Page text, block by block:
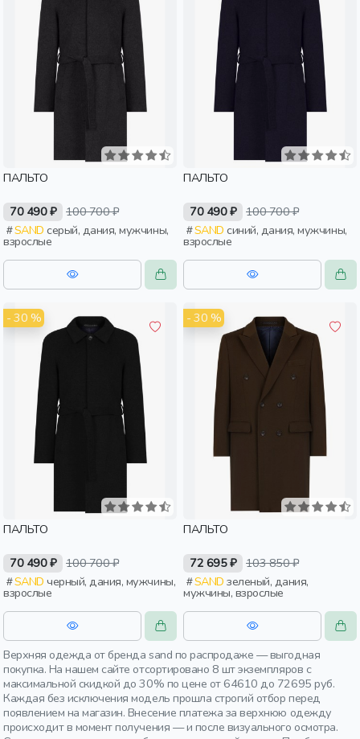
ПАЛЬТО
70 490 ₽ 100 700 ₽
SAND серый, дания, мужчины,
взрослые
ПАЛЬТО
70 490 ₽ 100 700 ₽
SAND синий, дания, мужчины,
взрослые
- 30 %
ПАЛЬТО
70 490 ₽ 100 700 ₽
SAND черный, дания, мужчины,
взрослые
- 30 %
ПАЛЬТО
72 695 ₽ 103 850 ₽
SAND зеленый, дания,
мужчины, взрослые
Верхняя одежда от бренда sand по распродаже — выгодная
покупка. На нашем сайте отсортировано 8 шт экземпляров с
максимальной скидкой до 30% по цене от 64610 до 72695 руб.
Каждая без исключения модель прошла строгий отбор перед
появлением на магазин. Внесение платежа за верхнюю одежду
происходит в момент получения — и после визуального осмотра.